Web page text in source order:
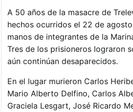
A 50 años de la masacre de
hechos ocurridos el 22 de
manos de integrantes de la
Tres de los prisioneros lograron
aún continúan desaparecidos.
En el lugar murieron Carlos
Mario Alberto Delfino, Carlos
Graciela Lesgart, José Ricardo